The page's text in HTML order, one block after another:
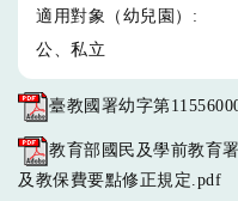
適用對象（幼兒園）:
公、私立
臺教國署幼字第
教育部國民及學前教育
及教保費要點修正規定.pdf